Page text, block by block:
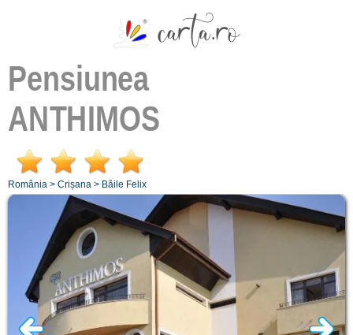
Pensiunea
ANTHIMOS
România > Crișana > Băile Felix